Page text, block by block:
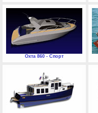
Охта 860 - Спорт